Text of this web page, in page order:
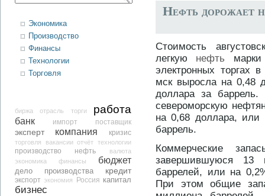
Экономика
Производство
Финансы
Технологии
Торговля
биржа отрасль торги работа
банк импорт поставщик
эксперт компания кризис
торговля вакансии отчёт технологии
производство нефть
валюта
экономика
финансы бюджет
дело производства кредит
экспорт экономия Россия капитал
бизнес
Нефть дорожает
Стоимость
легкую нефть
электронных торгах
мск выросла на 0,48
доллара за
североморскую
на 0,68 доллара,
баррель.
Коммерческие
завершившуюся 13
баррелей, или на
При этοм общие